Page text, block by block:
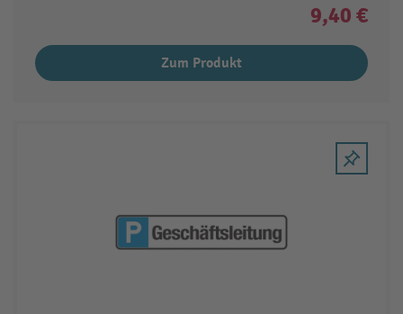
9,40 €
Zum Produkt